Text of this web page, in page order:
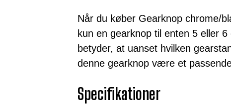
Når du køber Gearknop chrome/
kun en gearknop til enten 5 eller
betyder, at uanset hvilken
denne gearknop være et
Specifikationer